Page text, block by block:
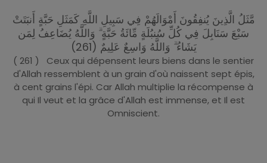
مَّثَلُ الَّذِينَ يُنفِقُونَ أَمْوَالَهُمْ فِي سَبِيلِ اللَّهِ كَمَثَلِ حَبَّةٍ أَنبَتَتْ
سَبْعَ سَنَابِلَ فِي كُلِّ سُنبُلَةٍ مِّائَةُ حَبَّةٍ ۗ وَاللَّهُ يُضَاعِفُ لِمَن
يَشَاءُ ۗ وَاللَّهُ وَاسِعٌ عَلِيمٌ (261)
( 261 ) Ceux qui dépensent leurs biens dans le sentier
d'Allah ressemblent à un grain d'où naissent sept épis,
à cent grains l'épi. Car Allah multiplie la récompense à
qui Il veut et la grâce d'Allah est immense, et Il est
Omniscient.